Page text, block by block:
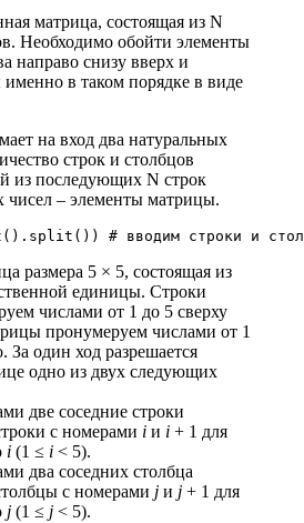
матрица, состоящая из N
Необходимо обойти элементы
направо снизу вверх и
в таком порядке в виде
на вход два натуральных
строк и столбцов
из последующих N строк
чисел – элементы матрицы.
# вводим строки и
размера 5 × 5, состоящая из
единицы. Строки
числами от 1 до 5 сверху
пронумеруем числами от 1
За один ход разрешается
одно из двух следующих
две соседние строки
с номерами i и i + 1 для
i (1 ≤ i < 5).
два соседних столбца
с номерами j и j + 1 для
j (1 ≤ j < 5).